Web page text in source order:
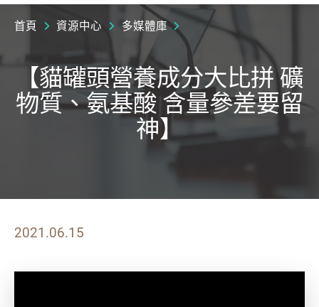
首頁 資源中心 多媒體庫
【貓罐頭營養成分大比拼 礦
物質、氨基酸 含量參差要留
神】
2021.06.15